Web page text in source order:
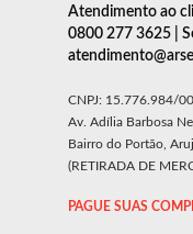
Atendimento ao
0800 277 3625 |
CNPJ: 15.776.984/
Av. Adília Barbosa
Bairro do Portão,
(RETIRADA DE
PAGUE SUAS